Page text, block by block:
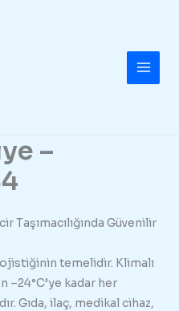
–
Taşımacılığında Güvenilir
temelidir. Klimalı
–24°C’ye kadar her
Gıda, ilaç, medikal cihaz,